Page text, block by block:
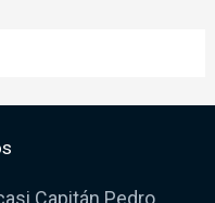
Capitán Pedro